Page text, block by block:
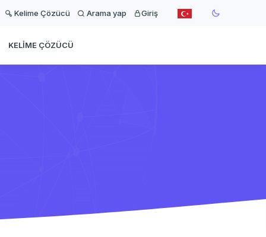
Kelime Çözücü Arama yap Giriş
KELIME ÇÖZÜCÜ